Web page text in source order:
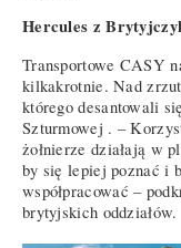
Hercules z
Transportowe CASY
kilkakrotnie. Nad
którego desantowali
Szturmowej . –
żołnierze działają w
by się lepiej poznać i
współpracować –
brytyjskich oddziałów.